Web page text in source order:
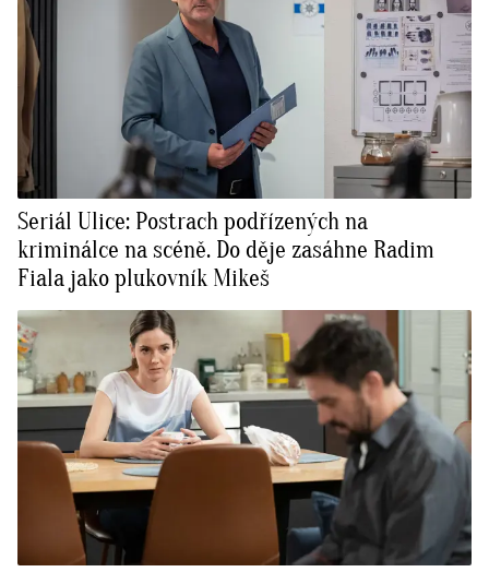
Seriál Ulice: Postrach podřízených na
kriminálce na scéně. Do děje zasáhne Radim
Fiala jako plukovník Mikeš